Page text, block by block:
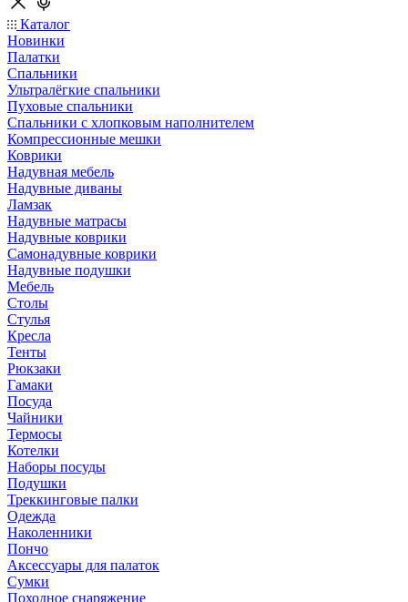
Каталог
Новинки
Палатки
Спальники
Ультралёгкие спальники
Пуховые спальники
Спальники с хлопковым наполнителем
Компрессионные мешки
Коврики
Надувная мебель
Надувные диваны
Ламзак
Надувные матрасы
Надувные коврики
Самонадувные коврики
Надувные подушки
Мебель
Столы
Стулья
Кресла
Тенты
Рюкзаки
Гамаки
Посуда
Чайники
Термосы
Котелки
Наборы посуды
Подушки
Треккинговые палки
Одежда
Наколенники
Пончо
Аксессуары для палаток
Сумки
Походное снаряжение